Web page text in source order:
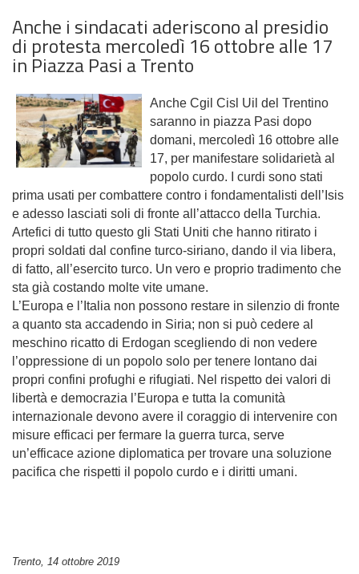
Anche i sindacati aderiscono al presidio
di protesta mercoledì 16 ottobre alle 17
in Piazza Pasi a Trento
Anche Cgil Cisl Uil del Trentino
saranno in piazza Pasi dopo
domani, mercoledì 16 ottobre alle
17, per manifestare solidarietà al
popolo curdo. I curdi sono stati
prima usati per combattere contro i fondamentalisti dell’Isis
e adesso lasciati soli di fronte all’attacco della Turchia.
Artefici di tutto questo gli Stati Uniti che hanno ritirato i
propri soldati dal confine turco-siriano, dando il via libera,
di fatto, all’esercito turco. Un vero e proprio tradimento che
sta già costando molte vite umane.
L’Europa e l’Italia non possono restare in silenzio di fronte
a quanto sta accadendo in Siria; non si può cedere al
meschino ricatto di Erdogan scegliendo di non vedere
l’oppressione di un popolo solo per tenere lontano dai
propri confini profughi e rifugiati. Nel rispetto dei valori di
libertà e democrazia l’Europa e tutta la comunità
internazionale devono avere il coraggio di intervenire con
misure efficaci per fermare la guerra turca, serve
un’efficace azione diplomatica per trovare una soluzione
pacifica che rispetti il popolo curdo e i diritti umani.
Trento, 14 ottobre 2019